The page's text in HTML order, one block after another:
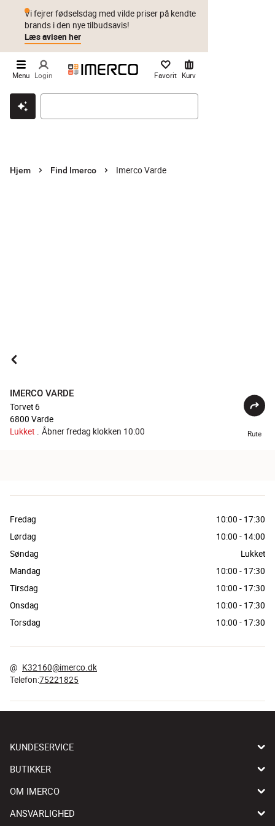
Klik & hent Byt i 1 år Prismatch
Vi fejrer fødselsdag med vilde priser på kendte
brands i den nye tilbudsavis!
Læs avisen her
Menu Login Favorit Kurv
Hjem Find Imerco Imerco Varde
IMERCO VARDE
Torvet 6
6800 Varde
Lukket
Åbner fredag klokken 10:00 Rute
Fredag 10:00 - 17:30
Lørdag
10:00 - 14:00
Søndag
Lukket
Mandag
10:00 - 17:30
Tirsdag
10:00 - 17:30
Onsdag
10:00 - 17:30
Torsdag
10:00 - 17:30
@ K32160@imerco.dk
Telefon:75221825
KUNDESERVICE
BUTIKKER
OM IMERCO
ANSVARLIGHED